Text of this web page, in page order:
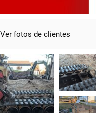
Ver fotos de clientes